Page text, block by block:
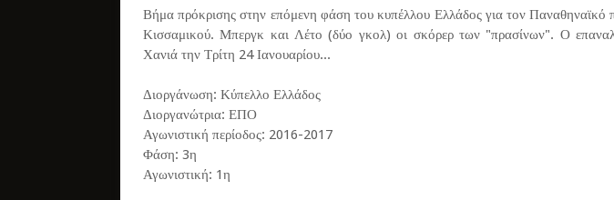
Βήμα πρόκρισης στην επόμενη φάση του κυπέλλου Ελλάδος για τον Παναθηναϊκό
Κισσαμικού. Μπεργκ και Λέτο (δύο γκολ) οι σκόρερ των "πρασίνων". Ο
Χανιά την Τρίτη 24 Ιανουαρίου...
Διοργάνωση: Κύπελλο Ελλάδος
Διοργανώτρια: ΕΠΟ
Αγωνιστική περίοδος: 2016-2017
Φάση: 3η
Αγωνιστική: 1η